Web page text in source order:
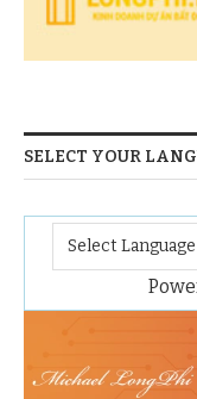
SELECT YOUR